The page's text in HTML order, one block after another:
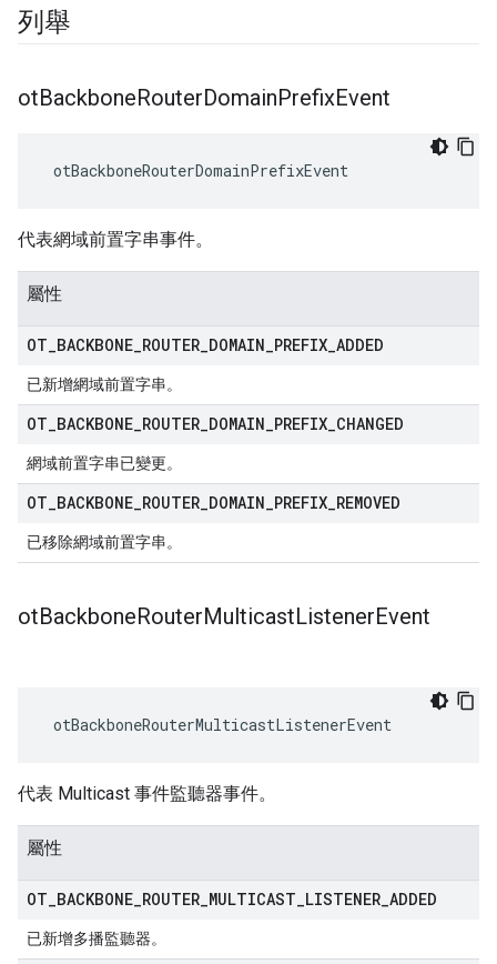
列舉
otBackboneRouterDomainPrefixEvent
otBackboneRouterDomainPrefixEvent
代表網域前置字串事件。
屬性
OT BACKBONE ROUTER DOMAIN PREFIX ADDED
已新增網域前置字串。
OT BACKBONE ROUTER DOMAIN PREFIX CHANGED
網域前置字串已變更。
OT BACKBONE ROUTER DOMAIN PREFIX REMOVED
已移除網域前置字串。
otBackboneRouterMulticastListenerEvent
otBackboneRouterMulticastListenerEvent
代表 Multicast 事件監聽器事件。
屬性
OT BACKBONE ROUTER MULTICAST LISTENER ADDED
已新增多播監聽器。